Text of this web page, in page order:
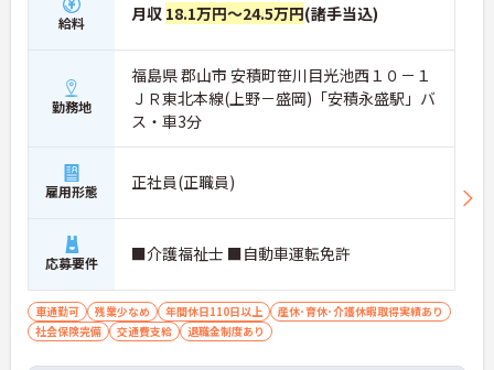
給料 月収 18.1万円～24.5万円(諸手当込)
勤務地
福島県 郡山市 安積町笹川目光池西１０－１
ＪＲ東北本線(上野－盛岡)「安積永盛駅」バ
ス・車3分
雇用形態 正社員(正職員)
応募要件 ■介護福祉士 ■自動車運転免許
車通勤可 残業少なめ 年間休日110日以上
産休･育休･介護休暇取得実績あり
社会保険完備
交通費支給 退職金制度あり